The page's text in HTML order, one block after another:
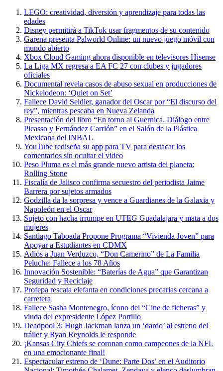
LEGO: creatividad, diversión y aprendizaje para todas las
edades
Disney permitirá a TikTok usar fragmentos de su contenido
Garena presenta Palworld Online: un nuevo juego móvil con
mundo abierto
Xbox Cloud Gaming ahora disponible en televisores Hisense
La Liga MX regresa a EA FC 27 con clubes y jugadores
oficiales
Documental revela casos de abuso sexual en producciones de
Nickelodeon: ‘Quiet on Set’
Fallece David Seidler, ganador del Oscar por “El discurso del
rey”, mientras pescaba en Nueva Zelanda
Presentación del libro “En torno al Guernica. Diálogo entre
Picasso y Fernández Carrión” en el Salón de la Plástica
Mexicana del INBAL
YouTube rediseña su app para TV para destacar los
comentarios sin ocultar el video
Peso Pluma es el más grande nuevo artista del planeta:
Rolling Stone
Fiscalía de Jalisco confirma secuestro del periodista Jaime
Barrera por sujetos armados
Godzilla da la sorpresa y vence a Guardianes de la Galaxia y
Napoleón en el Oscar
Sujeto con hacha irrumpe en UTEG Guadalajara y mata a dos
mujeres
Santiago Taboada Propone Programa “Vivienda Joven” para
Apoyar a Estudiantes en CDMX
Adiós a Juan Verduzco, “Don Camerino” de La Familia
Peluche: Fallece a los 78 Años
Innovación Sostenible: “Baterías de Agua” que Garantizan
Seguridad y Reciclaje
Profepa rescata elefanta en condiciones precarias cercana a
carretera
Fallece Sasha Montenegro, ícono del “Cine de ficheras” y
viuda del expresidente López Portillo
Deadpool 3: Hugh Jackman lanza un ‘dardo’ al estreno del
tráiler y Ryan Reynolds le responde
¡Kansas City Chiefs se coronan como campeones de la NFL
en una emocionante final!
Espectacular estreno de ‘Dune: Parte Dos’ en el Auditorio